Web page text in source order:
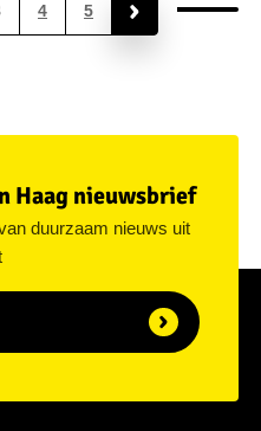
4 5
Haag nieuwsbrief
duurzaam nieuws uit